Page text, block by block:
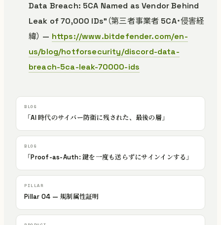
Data Breach: 5CA Named as Vendor Behind
Leak of 70,000 IDs”（第三者事業者 5CA・侵害経
緯） — https://www.bitdefender.com/en-
us/blog/hotforsecurity/discord-data-
breach-5ca-leak-70000-ids
「AI 時代のサイバー防衛に残された、最後の層」
「Proof-as-Auth: 鍵を一度も送らずにサインインする」
Pillar 04 — 規制属性証明